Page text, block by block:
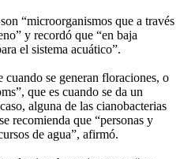
“microorganismos que a través
y recordó que “en baja
el sistema acuático”.
se generan floraciones, o
que es cuando se da un
alguna de las cianobacterias
recomienda que “personas y
de agua”, afirmó.